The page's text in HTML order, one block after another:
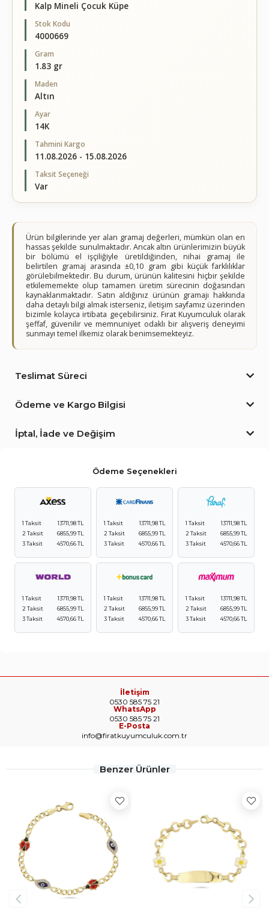
Kalp Mineli Çocuk Küpe
Stok Kodu
4000669
Gram
1.83 gr
Maden
Altın
Ayar
14K
Tahmini Kargo
11.08.2026 - 15.08.2026
Taksit Seçeneği
Var
Ürün bilgilerinde yer alan gramaj değerleri, mümkün olan en
hassas şekilde sunulmaktadır. Ancak altın ürünlerimizin büyük
bir bölümü el işçiliğiyle üretildiğinden, nihai gramaj ile
belirtilen gramaj arasında ±0,10 gram gibi küçük farklılıklar
görülebilmektedir. Bu durum, ürünün kalitesini hiçbir şekilde
etkilememekte olup tamamen üretim sürecinin doğasından
kaynaklanmaktadır. Satın aldığınız ürünün gramajı hakkında
daha detaylı bilgi almak isterseniz, iletişim sayfamız üzerinden
bizimle kolayca irtibata geçebilirsiniz. Fırat Kuyumculuk olarak
şeffaf, güvenilir ve memnuniyet odaklı bir alışveriş deneyimi
sunmayı temel ilkemiz olarak benimsemekteyiz.
Teslimat Süreci
Ödeme ve Kargo Bilgisi
İptal, İade ve Değişim
Ödeme Seçenekleri
1 Taksit
13711,98 TL
2 Taksit
6855,99 TL
3 Taksit
4570,66 TL
1 Taksit
13711,98 TL
2 Taksit
6855,99 TL
3 Taksit
4570,66 TL
1 Taksit
13711,98 TL
2 Taksit
6855,99 TL
3 Taksit
4570,66 TL
1 Taksit
13711,98 TL
2 Taksit
6855,99 TL
3 Taksit
4570,66 TL
1 Taksit
13711,98 TL
2 Taksit
6855,99 TL
3 Taksit
4570,66 TL
1 Taksit
13711,98 TL
2 Taksit
6855,99 TL
3 Taksit
4570,66 TL
İletişim
0530 585 75 21
WhatsApp
0530 585 75 21
E-Posta
info@firatkuyumculuk.com.tr
Benzer Ürünler